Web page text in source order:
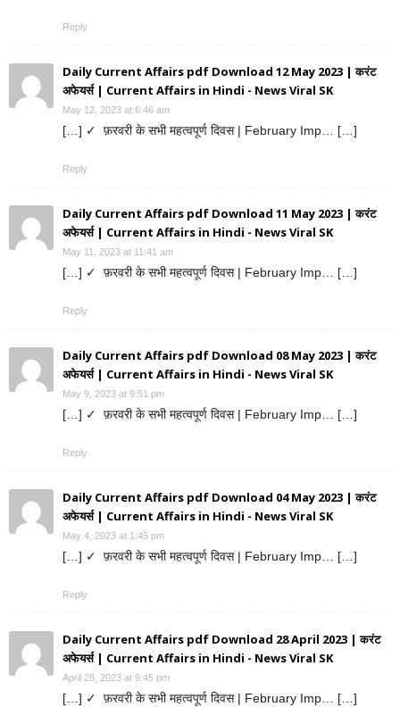
Reply
Daily Current Affairs pdf Download 12 May 2023 | करंट
अफेयर्स | Current Affairs in Hindi - News Viral SK
May 12, 2023 at 6:46 am
[…] ✓ फ़रवरी के सभी महत्वपूर्ण दिवस | February Imp… […]
Reply
Daily Current Affairs pdf Download 11 May 2023 | करंट
अफेयर्स | Current Affairs in Hindi - News Viral SK
May 11, 2023 at 11:41 am
[…] ✓ फ़रवरी के सभी महत्वपूर्ण दिवस | February Imp… […]
Reply
Daily Current Affairs pdf Download 08 May 2023 | करंट
अफेयर्स | Current Affairs in Hindi - News Viral SK
May 9, 2023 at 9:51 pm
[…] ✓ फ़रवरी के सभी महत्वपूर्ण दिवस | February Imp… […]
Reply
Daily Current Affairs pdf Download 04 May 2023 | करंट
अफेयर्स | Current Affairs in Hindi - News Viral SK
May 4, 2023 at 1:45 pm
[…] ✓ फ़रवरी के सभी महत्वपूर्ण दिवस | February Imp… […]
Reply
Daily Current Affairs pdf Download 28 April 2023 | करंट
अफेयर्स | Current Affairs in Hindi - News Viral SK
April 28, 2023 at 9:45 pm
[…] ✓ फ़रवरी के सभी महत्वपूर्ण दिवस | February Imp… […]